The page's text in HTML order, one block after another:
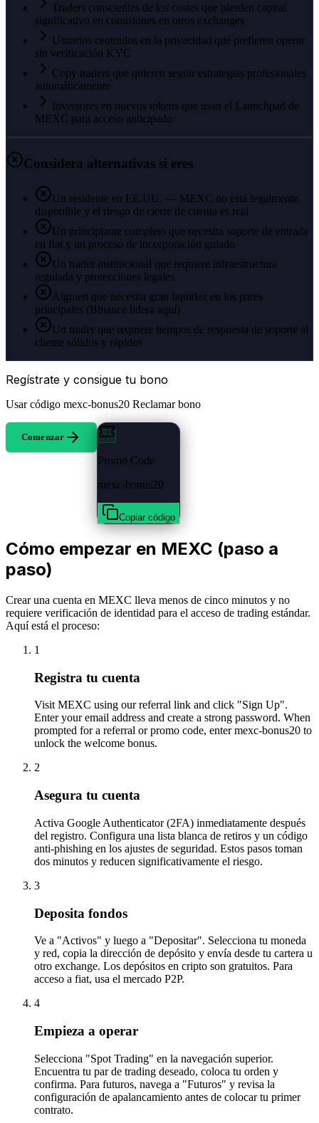
Traders conscientes de los costes que pierden capital
significativo en comisiones en otros exchanges
Usuarios centrados en la privacidad que prefieren operar
sin verificación KYC
Copy traders que quieren seguir estrategias profesionales
automáticamente
Inversores en nuevos tokens que usan el Launchpad de
MEXC para acceso anticipado
Considera alternativas si eres
Un residente en EE.UU. — MEXC no está legalmente
disponible y el riesgo de cierre de cuenta es real
Un principiante completo que necesita soporte de entrada
en fiat y un proceso de incorporación guiado
Un trader institucional que requiere infraestructura
regulada y protecciones legales
Alguien que necesita gran liquidez en los pares
principales (Binance lidera aquí)
Un trader que requiere tiempos de respuesta de soporte al
cliente sólidos y rápidos
Regístrate y consigue tu bono
Usar código mexc-bonus20 Reclamar bono
Comenzar
Promo Code
mexc-bonus20
Copiar código
Cómo empezar en MEXC (paso a
paso)
Crear una cuenta en MEXC lleva menos de cinco minutos y no
requiere verificación de identidad para el acceso de trading estándar.
Aquí está el proceso:
1
Registra tu cuenta
Visit MEXC using our referral link and click "Sign Up".
Enter your email address and create a strong password. When
prompted for a referral or promo code, enter mexc-bonus20 to
unlock the welcome bonus.
2
Asegura tu cuenta
Activa Google Authenticator (2FA) inmediatamente después
del registro. Configura una lista blanca de retiros y un código
anti-phishing en los ajustes de seguridad. Estos pasos toman
dos minutos y reducen significativamente el riesgo.
3
Deposita fondos
Ve a "Activos" y luego a "Depositar". Selecciona tu moneda
y red, copia la dirección de depósito y envía desde tu cartera u
otro exchange. Los depósitos en cripto son gratuitos. Para
acceso a fiat, usa el mercado P2P.
4
Empieza a operar
Selecciona "Spot Trading" en la navegación superior.
Encuentra tu par de trading deseado, coloca tu orden y
confirma. Para futuros, navega a "Futuros" y revisa la
configuración de apalancamiento antes de colocar tu primer
contrato.